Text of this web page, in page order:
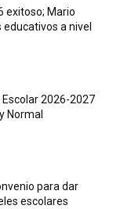
exitoso; Mario
a nivel
Escolar 2026-2027
Normal
para dar
escolares